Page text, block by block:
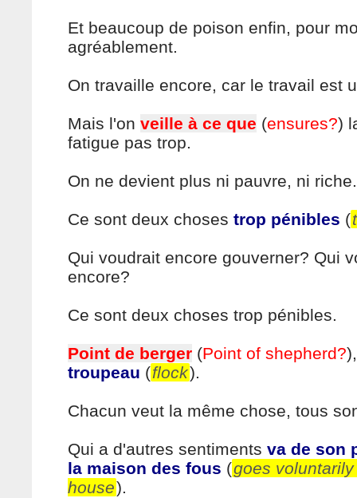
Et beaucoup de poison enfin, pour
agréablement.
On travaille encore, car le travail est
Mais l'on veille à ce que (ensures?)
fatigue pas trop.
On ne devient plus ni pauvre, ni riche.
Ce sont deux choses trop pénibles (
Qui voudrait encore gouverner? Qui
encore?
Ce sont deux choses trop pénibles.
Point de berger (Point of shepherd?
troupeau (flock).
Chacun veut la même chose, tous
Qui a d'autres sentiments va de son
la maison des fous (goes
house).